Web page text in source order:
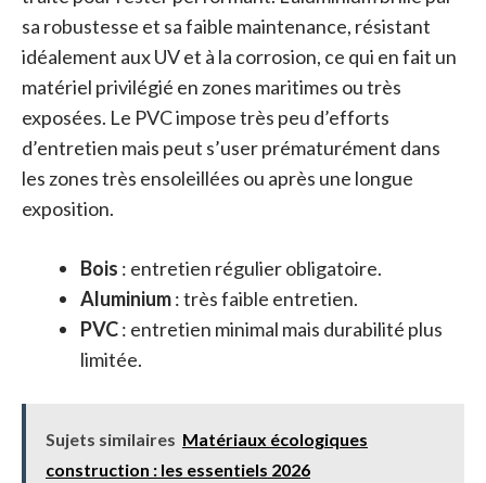
sa robustesse et sa faible maintenance, résistant
idéalement aux UV et à la corrosion, ce qui en fait un
matériel privilégié en zones maritimes ou très
exposées. Le PVC impose très peu d’efforts
d’entretien mais peut s’user prématurément dans
les zones très ensoleillées ou après une longue
exposition.
Bois : entretien régulier obligatoire.
Aluminium: très faible entretien.
PVC: entretien minimal mais durabilité plus
limitée.
Sujets similaires Matériaux écologiques
construction : les essentiels 2026